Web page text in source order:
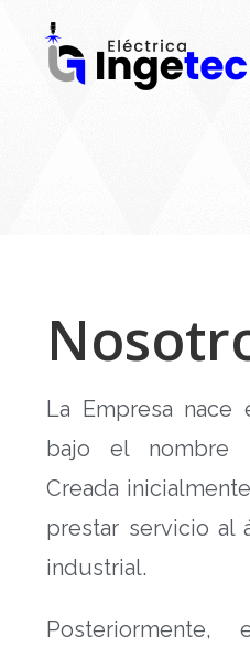
La Empresa
bajo el nombre
Creada
prestar servicio al
industrial.